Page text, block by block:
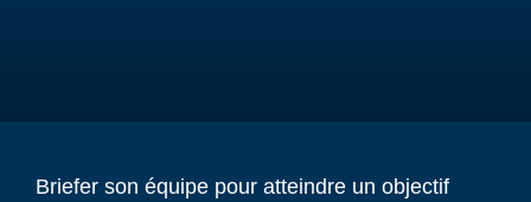
Briefer son équipe pour atteindre un objectif